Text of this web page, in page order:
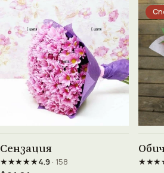
Сензация
★★★★★4.9· 158